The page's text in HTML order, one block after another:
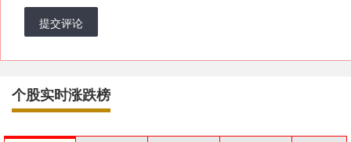
提交评论
个股实时涨跌榜